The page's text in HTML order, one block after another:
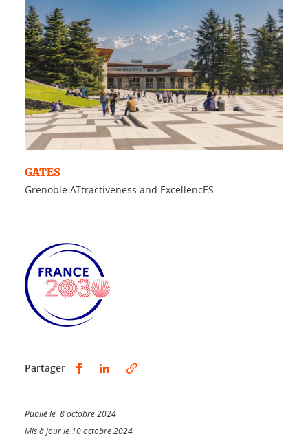
GATES
Grenoble ATtractiveness and ExcellencES
Partager Partager sur Facebook
Partager sur LinkedIn
Publié le 8 octobre 2024
Mis à jour le 10 octobre 2024